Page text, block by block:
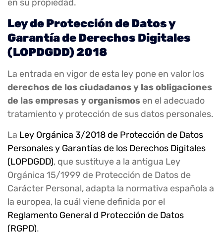
en su propiedad.
Ley de Protección de Datos y
Garantía de Derechos Digitales
(LOPDGDD) 2018
La entrada en vigor de esta ley pone en valor los
derechos de los ciudadanos y las obligaciones
de las empresas y organismos en el adecuado
tratamiento y protección de sus datos personales.
La Ley Orgánica 3/2018 de Protección de Datos
Personales y Garantías de los Derechos Digitales
(LOPDGDD), que sustituye a la antigua Ley
Orgánica 15/1999 de Protección de Datos de
Carácter Personal, adapta la normativa española a
la europea, la cuál viene definida por el
Reglamento General d Protección de Datos
(RGPD).